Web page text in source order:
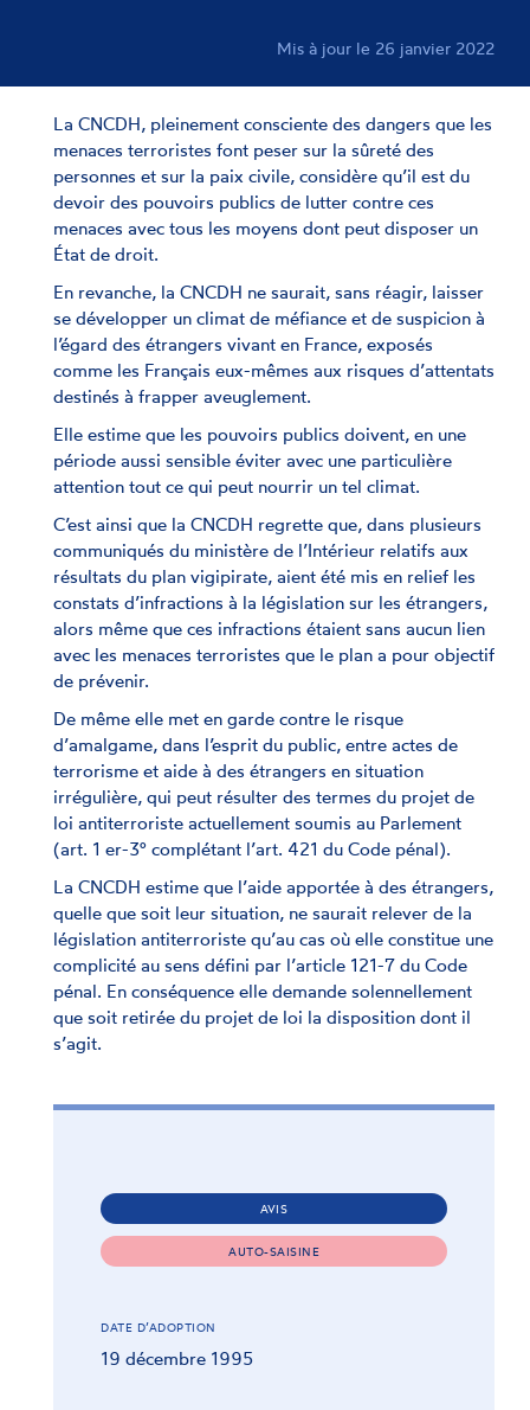
Mis à jour le 26 janvier 2022
La CNCDH, pleinement consciente des dangers que les
menaces terroristes font peser sur la sûreté des
personnes et sur la paix civile, considère qu’il est du
devoir des pouvoirs publics de lutter contre ces
menaces avec tous les moyens dont peut disposer un
État de droit.
En revanche, la CNCDH ne saurait, sans réagir, laisser
se développer un climat de méfiance et de suspicion à
l’égard des étrangers vivant en France, exposés
comme les Français eux-mêmes aux risques d’attentats
destinés à frapper aveuglement.
Elle estime que les pouvoirs publics doivent, en une
période aussi sensible éviter avec une particulière
attention tout ce qui peut nourrir un tel climat.
C’est ainsi que la CNCDH regrette que, dans plusieurs
communiqués du ministère de l’Intérieur relatifs aux
résultats du plan vigipirate, aient été mis en relief les
constats d’infractions à la législation sur les étrangers,
alors même que ces infractions étaient sans aucun lien
avec les menaces terroristes que le plan a pour objectif
de prévenir.
De même elle met en garde contre le risque
d’amalgame, dans l’esprit du public, entre actes de
terrorisme et aide à des étrangers en situation
irrégulière, qui peut résulter des termes du projet de
loi antiterroriste actuellement soumis au Parlement
(art. 1 er-3° complétant l’art. 421 du Code pénal).
La CNCDH estime que l’aide apportée à des étrangers,
quelle que soit leur situation, ne saurait relever de la
législation antiterroriste qu’au cas où elle constitue une
complicité au sens défini par l’article 121-7 du Code
pénal. En conséquence elle demande solennellement
que soit retirée du projet de loi la disposition dont il
s’agit.
AVIS
AUTO-SAISINE
DATE D’ADOPTION
19 décembre 1995